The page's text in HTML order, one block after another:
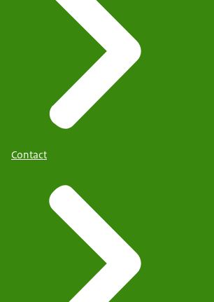
Contact